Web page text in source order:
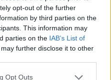
opt-out of the further
by third parties on the
This information may
parties on the IAB’s List of
further disclose it to other
Opt Outs
di lista. In tal
per il candidato alla
ogni
lista o alle liste
il voto di